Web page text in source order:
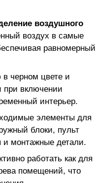
воздушного
воздух в самые
равномерный
черном цвете и
при включении
интерьер.
элементы для
блоки, пульт
и монтажные детали.
работать как для
помещений, что